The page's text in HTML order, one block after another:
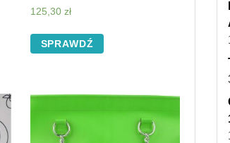
125,30zł
SPRAWDŹ